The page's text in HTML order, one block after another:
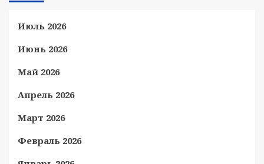
Июль 2026
Июнь 2026
Май 2026
Апрель 2026
Март 2026
Февраль 2026